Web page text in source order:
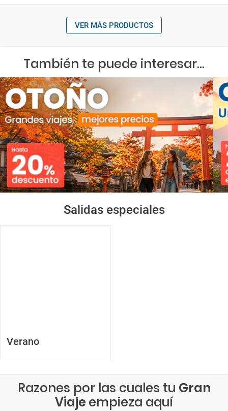
VER MÁS PRODUCTOS
También te puede interesar...
Salidas especiales
Verano
Razones por las cuales tu Gran
Viaje empieza aquí